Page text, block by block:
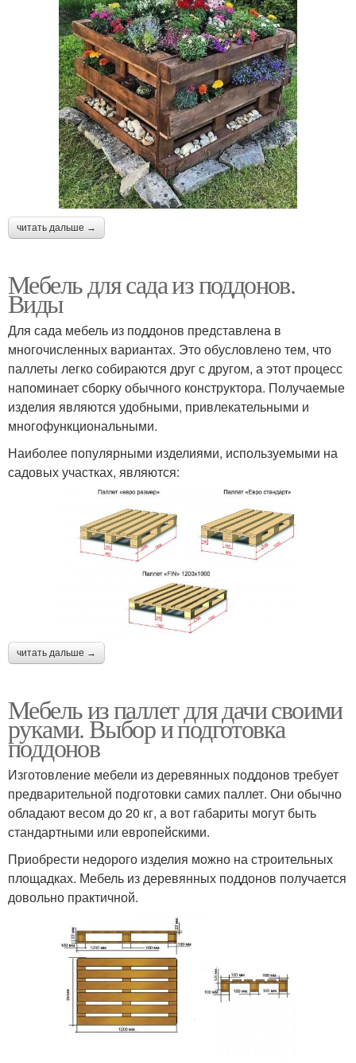
читать дальше →
Мебель для сада из поддонов.
Виды
Для сада мебель из поддонов представлена в
многочисленных вариантах. Это обусловлено тем, что
паллеты легко собираются друг с другом, а этот процесс
напоминает сборку обычного конструктора. Получаемые
изделия являются удобными, привлекательными и
многофункциональными.
Наиболее популярными изделиями, используемыми на
садовых участках, являются:
читать дальше →
Мебель из паллет для дачи своими
руками. Выбор и подготовка
поддонов
Изготовление мебели из деревянных поддонов требует
предварительной подготовки самих паллет. Они обычно
обладают весом до 20 кг, а вот габариты могут быть
стандартными или европейскими.
Приобрести недорого изделия можно на строительных
площадках. Мебель из деревянных поддонов получается
довольно практичной.